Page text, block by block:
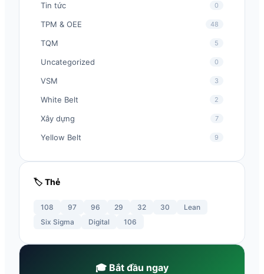
Tin tức 0
TPM & OEE 48
TQM 5
Uncategorized 0
VSM 3
White Belt 2
Xây dựng 7
Yellow Belt 9
🏷️ Thẻ
108 97 96 29 32 30
Lean
Six Sigma
Digital 106
🎓 Bắt đầu ngay